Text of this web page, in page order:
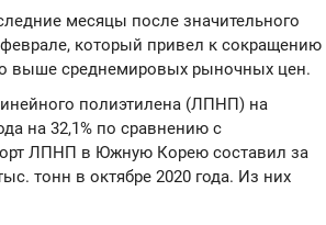
месяцы после значительного
который привел к сокращению
выше среднемировых рыночных цен.
полиэтилена (ЛПНП) на
на 32,1% по сравнению с
ЛПНП в Южную Корею составил за
тонн в октябре 2020 года. Из них